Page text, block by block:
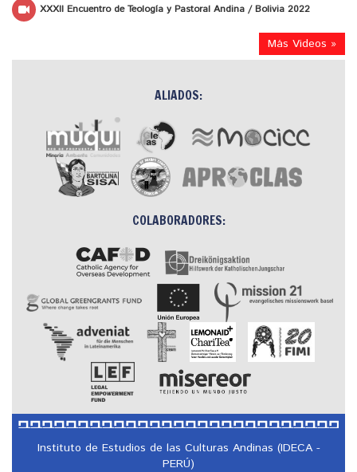
XXXII Encuentro de Teología y Pastoral Andina / Bolivia 2022
Más Videos »
ALIADOS:
COLABORADORES:
Instituto de Estudios de las Culturas Andinas (IDECA -
PERÚ)